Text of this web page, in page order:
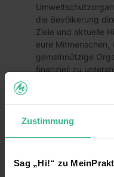
Zustimmung
Sag „Hi!“ zu
die Bevölkerung
Ziele und aktuelle
eure Mitmenschen,
gemeinnützige
finanziell zu
Das heißt, du
dazu bei, dass
Schutz von
umgesetzt werden